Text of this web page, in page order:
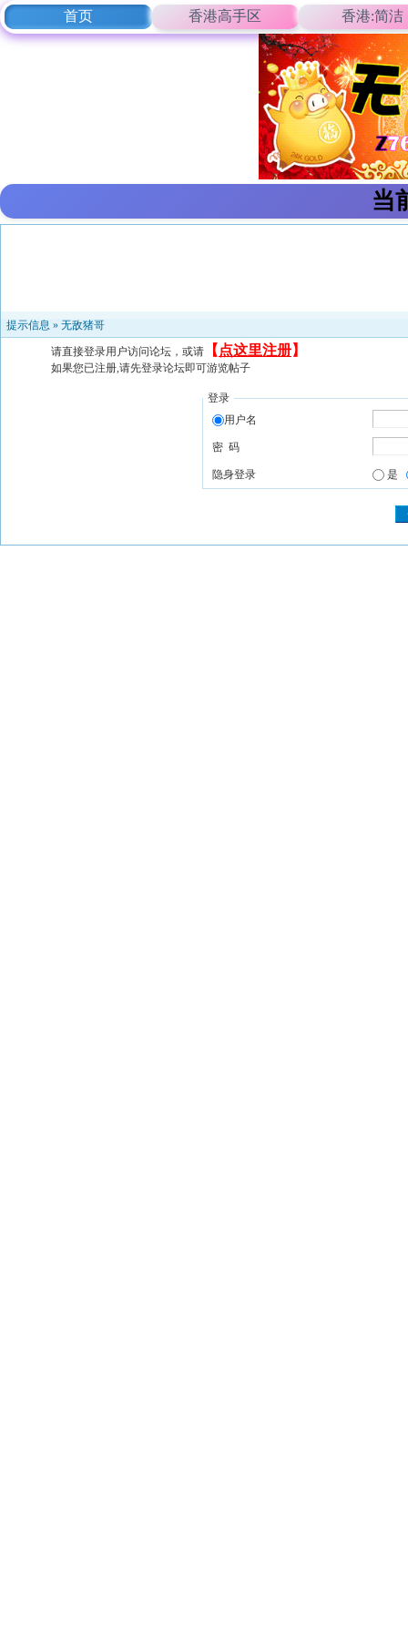
首页 香港高手区 香港:简洁
当
提示信息 » 无敌猪哥
请直接登录用户访问论坛，或请 【 点这里注册】
如果您已注册,请先登录论坛即可游览帖子
登录
用户名
密 码
隐身登录 是